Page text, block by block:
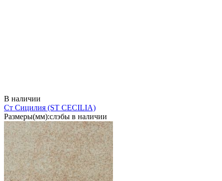
В наличии
Ст Сицилия (ST CECILIA)
Размеры(мм):слэбы в наличии